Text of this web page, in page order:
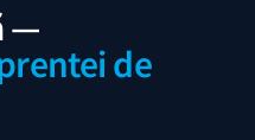
—
de